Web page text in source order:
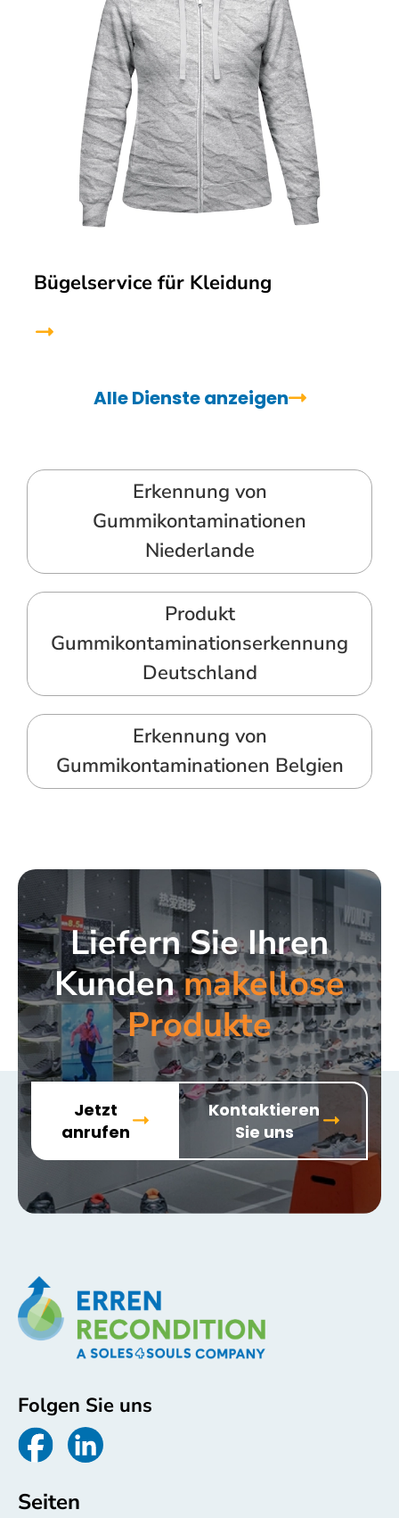
Bügelservice für Kleidung
Alle Dienste anzeigen
Erkennung von
Gummikontaminationen
Niederlande
Produkt
Gummikontaminationserkennung
Deutschland
Erkennung von
Gummikontaminationen Belgien
Liefern Sie Ihren
Kundenmakellose
Produkte
Jetzt
anrufen
Kontaktieren
Sie uns
Folgen Sie uns
Seiten